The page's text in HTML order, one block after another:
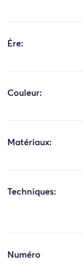
Ère:
Couleur:
Matériaux:
Techniques:
Numéro